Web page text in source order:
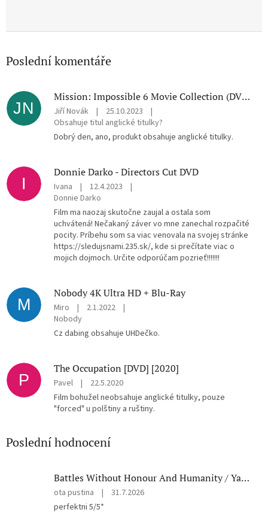
Poslední komentáře
JN
Mission: Impossible 6 Movie Collection (DVD)
Jiří Novák | 25.10.2023
|
Obsahuje titul anglické titulky?
Dobrý den, ano, produkt obsahuje anglické titulky.
I
Donnie Darko - Directors Cut DVD
Ivana | 12.4.2023
|
Donnie Darko
Film ma naozaj skutočne zaujal a ostala som
uchvátená! Nečakaný záver vo mne zanechal rozpačité
pocity. Príbehu som sa viac venovala na svojej stránke
https://sledujsnami.235.sk/, kde si prečítate viac o
mojich dojmoch. Určite odporúčam pozrieť!!!!!!!
M
Nobody 4K Ultra HD + Blu-Ray
Miro | 2.1.2022
|
Nobody
Cz dabing obsahuje UHDečko.
P
The Occupation [DVD] [2020]
Pavel |
22.5.2020
Film bohužel neobsahuje anglické titulky, pouze
"forced" u polštiny a ruštiny.
Poslední hodnocení
Battles Without Honour And Humanity / Yakuza Graveyad / Street Mobster DVD
Hodnocení
produktu
je
ota pustina |
31.7.2026
perfektni 5/5*